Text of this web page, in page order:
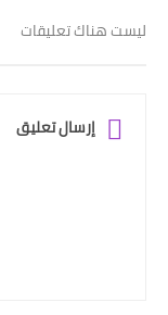
ليست هناك تعليقات
إرسال تعليق